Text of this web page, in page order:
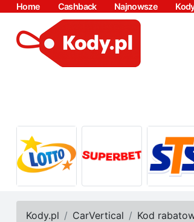
Home Cashback Najnowsze
Kody.pl CarVertical Kod